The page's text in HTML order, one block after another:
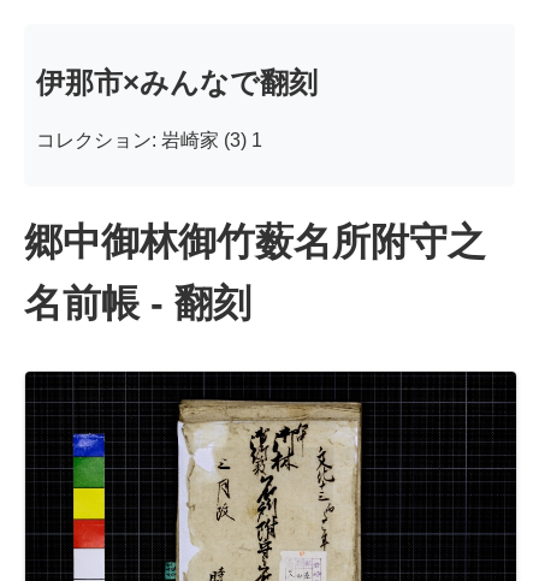
伊那市×みんなで翻刻
コレクション: 岩崎家 (3) 1
郷中御林御竹薮名所附守之
名前帳 - 翻刻